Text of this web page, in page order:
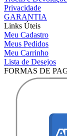
Privacidade
GARANTIA
Links Úteis
Meu Cadastro
Meus Pedidos
Meu Carrinho
Lista de Desejos
FORMAS DE